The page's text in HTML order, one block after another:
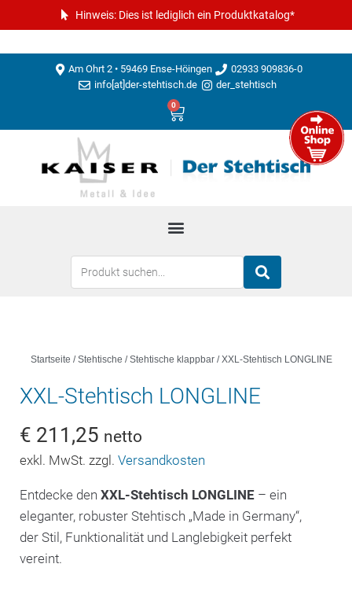
Hinweis: Dies ist lediglich ein Produktkatalog*
Am Ohrt 2 • 59469 Ense-Höingen
02933 909836-0
info[at]der-stehtisch.de
der_stehtisch
0
Startseite /Stehtische /Stehtische klappbar / XXL-Stehtisch LONGLINE
XXL-Stehtisch LONGLINE
€ 211,25 netto
exkl. MwSt. zzgl. Versandkosten
Entdecke den XXL-Stehtisch LONGLINE – ein
eleganter, robuster Stehtisch „Made in Germany“,
der Stil, Funktionalität und Langlebigkeit perfekt
vereint.